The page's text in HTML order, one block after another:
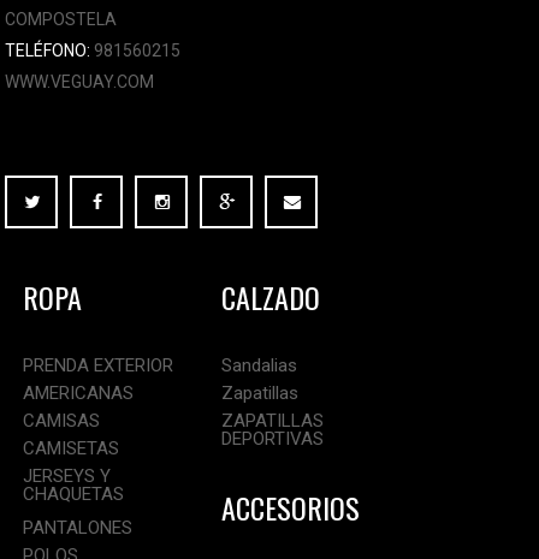
COMPOSTELA
TELÉFONO: 981560215
WWW.VEGUAY.COM
ROPA
PRENDA EXTERIOR
AMERICANAS
CAMISAS
CAMISETAS
JERSEYS Y
CHAQUETAS
PANTALONES
CALZADO
Sandalias
Zapatillas
ZAPATILLAS
DEPORTIVAS
ACCESORIOS